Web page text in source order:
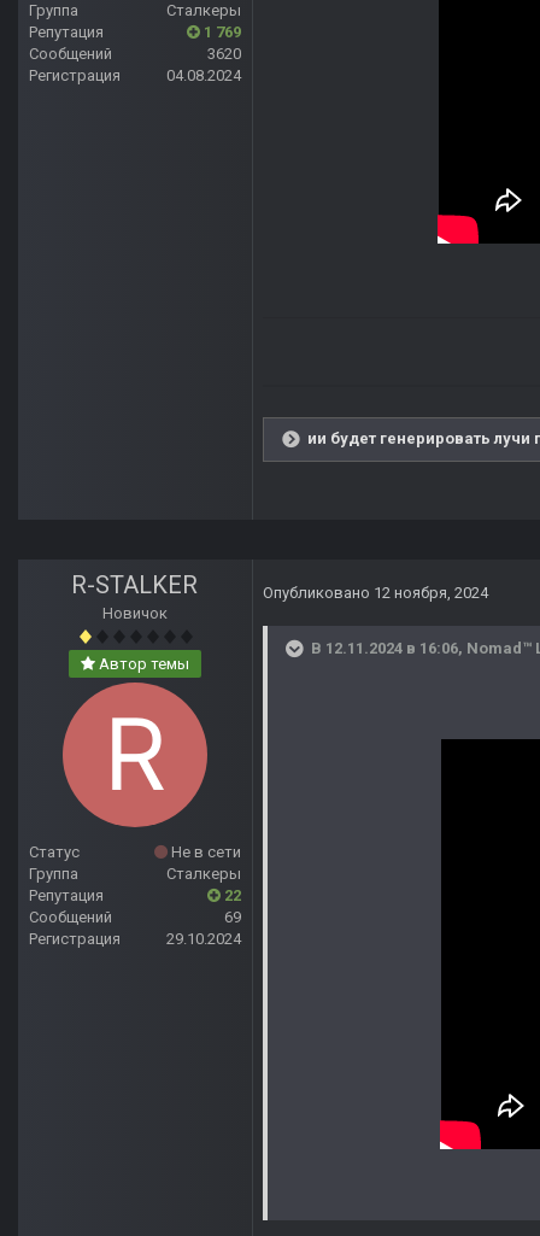
Группа
Сталкеры
Репутация
1 769
Сообщений
3620
Регистрация
04.08.2024
ии будет генерировать
R-STALKER
Новичок
Автор темы
Статус
Не в сети
Группа
Сталкеры
Репутация
22
Сообщений
69
Регистрация
29.10.2024
Опубликовано 12 ноября, 2024
В 12.11.2024 в 16:06, Nomad™